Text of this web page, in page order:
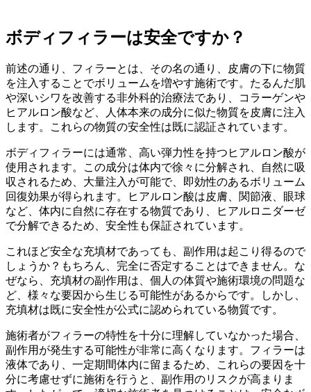
ボディフィラーは安全ですか？
前述の通り、フィラーとは、その名の通り、皮膚の下に物質
を注入することでボリュームを増やす施術です。たるんだ肌
や深いシワを改善する非外科的治療法であり、コラーゲンや
ヒアルロン酸など、人体本来の成分に似た物質を皮膚に注入
します。これらの物質の安全性は既に認証されています。
ボディフィラーには通常、高い弾力性を持つヒアルロン酸が
使用されます。この成分は体内で徐々に分解され、自然に吸
収されるため、大量注入が可能で、即効性のあるボリューム
回復効果が得られます。ヒアルロン酸は皮膚、関節液、眼球
など、体内に自然に存在する物質であり、ヒアルロニダーゼ
で分解できるため、安全性も保証されています。
これほど安全な充填材であっても、副作用は起こり得るので
しょうか？もちろん、完全に否定することはできません。な
ぜなら、充填材の副作用は、個人の体質や施術環境の問題な
ど、様々な要因から生じる可能性があるからです。しかし、
充填材は既に安全性が公式に認められている物質です。
施術者がフィラーの特性を十分に理解していなかった場合、
副作用が発生する可能性が非常に高くなります。フィラーは
液体であり、一定期間体内に留まるため、これらの要因を十
分に考慮せずに施術を行うと、副作用のリスクが高まりま